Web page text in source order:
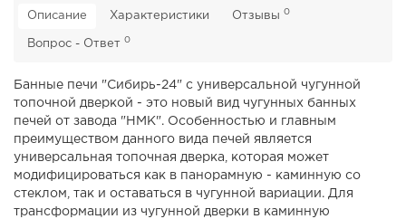
Описание Характеристики Отзывы 0
Вопрос - Ответ 0
Банные печи "Сибирь-24" с универсальной чугунной
топочной дверкой - это новый вид чугунных банных
печей от завода "НМК". Особенностью и главным
преимуществом данного вида печей является
универсальная топочная дверка, которая может
модифицироваться как в панорамную - каминную со
стеклом, так и оставаться в чугунной вариации. Для
трансформации из чугунной дверки в каминную